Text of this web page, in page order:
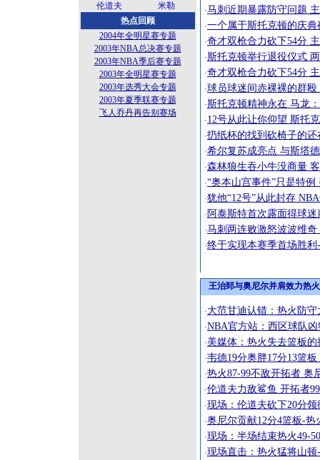
伦道夫
米勒
热点回顾
2004年全明星赛专题
2003年NBA总决赛专题
2003年NBA季后赛专题
2003年全明星赛专题
2003年选秀大会专题
2003年夏季联赛专题
飞人乔丹再告别赛场
·马刺近期暴露防守问题
·一个属于斯托克顿的庆典
·奇才双枪合力砍下54分
·斯托克顿举行退役仪式
·奇才双枪合力砍下54分
·球员球迷间赤裸裸的群
·斯托克顿精神永在 马龙
·12号从此让你仰望 斯托
·扔纸杯的找到砍椅子的
·希尔复苏成亮点 与斯塔
·森林狼生吞小牛没商量
·“奥本山宫事件”只是特
·犹他“12号”从此封存
· 阿泰斯特首次露面得球
·马刺两连败激怒波波维
·终于实现本赛季首场胜
王治郅与奥尼尔并肩效力热
·大范甘迪认错：热火防
·NBA官方站：西区球队
·美媒体：热火失去篮板
·韦德19分奥胖17分13篮
·热火87-99不敌开拓者 奥
·伦道夫力敌鲨鱼 开拓者
·现场：伦道夫砍下20分
·奥尼尔贡献12分4篮板-
·现场：半场结束热火49-
·现场直击：热火猛将山